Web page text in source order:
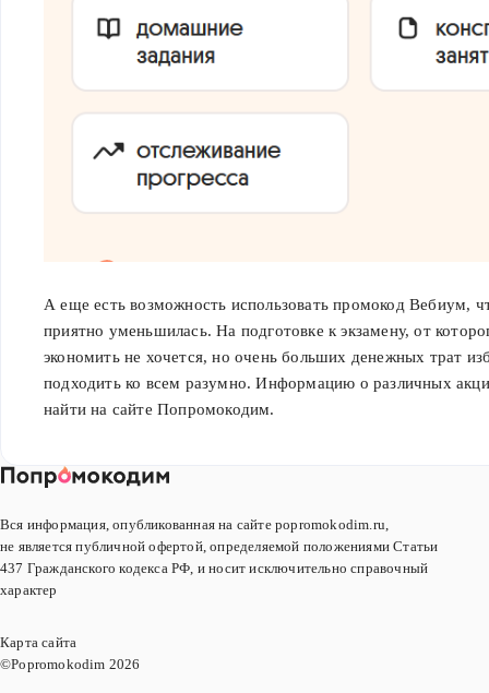
А еще есть возможность использовать промокод Вебиум,
приятно уменьшилась. На подготовке к экзамену, от
экономить не хочется, но очень больших денежных трат
подходить ко всем разумно. Информацию о различных
найти на сайте Попромокодим.
©Popromokodim 2026
Карта сайта
Вся информация, опубликованная на сайте popromokodim.ru,
не является публичной офертой, определяемой положениями Статьи
437 Гражданского кодекса РФ, и носит исключительно справочный
характер